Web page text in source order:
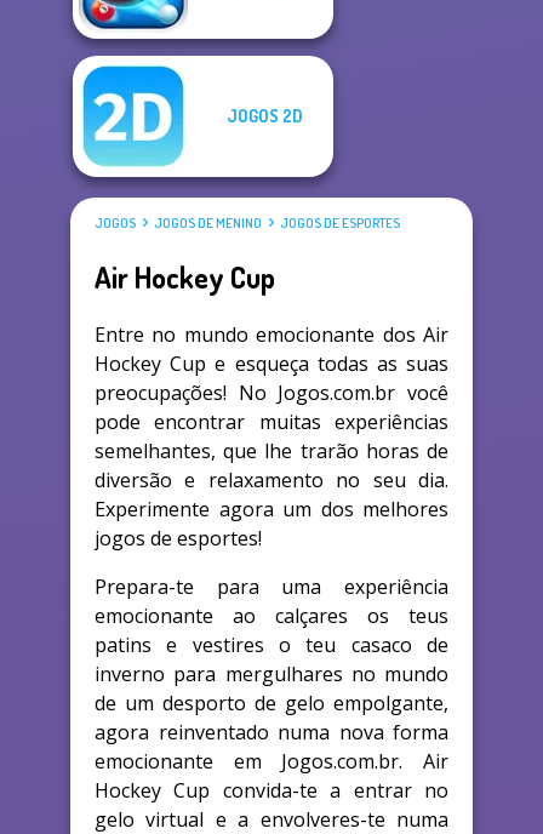
JOGOS 2D
JOGOS JOGOS DE MENINO JOGOS DE ESPORTES
Air Hockey Cup
Entre no mundo emocionante dos Air
Hockey Cup e esqueça todas as suas
preocupações! No Jogos.com.br você
pode encontrar muitas experiências
semelhantes, que lhe trarão horas de
diversão e relaxamento no seu dia.
Experimente agora um dos melhores
jogos de esportes!
Prepara-te para uma experiência
emocionante ao calçares os teus
patins e vestires o teu casaco de
inverno para mergulhares no mundo
de um desporto de gelo empolgante,
agora reinventado numa nova forma
emocionante em Jogos.com.br. Air
Hockey Cup convida-te a entrar no
gelo virtual e a envolveres-te numa